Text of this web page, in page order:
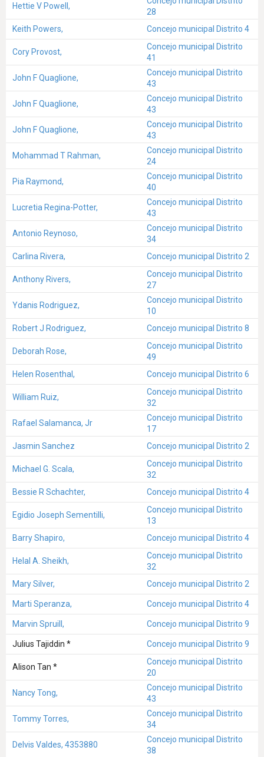
Hettie V Powell,
28
Keith Powers,
Concejo municipal Distrito 4
Cory Provost,
Concejo municipal Distrito
41
John F Quaglione,
Concejo municipal Distrito
43
John F Quaglione,
Concejo municipal Distrito
43
John F Quaglione,
Concejo municipal Distrito
43
Mohammad T Rahman,
Concejo municipal Distrito
24
Pia Raymond,
Concejo municipal Distrito
40
Lucretia Regina-Potter,
Concejo municipal Distrito
43
Antonio Reynoso,
Concejo municipal Distrito
34
Carlina Rivera,
Concejo municipal Distrito 2
Anthony Rivers,
Concejo municipal Distrito
27
Ydanis Rodriguez,
Concejo municipal Distrito
10
Robert J Rodriguez,
Concejo municipal Distrito 8
Deborah Rose,
Concejo municipal Distrito
49
Helen Rosenthal,
Concejo municipal Distrito 6
William Ruiz,
Concejo municipal Distrito
32
Rafael Salamanca, Jr
Concejo municipal Distrito
17
Jasmin Sanchez
Concejo municipal Distrito 2
Michael G. Scala,
Concejo municipal Distrito
32
Bessie R Schachter,
Concejo municipal Distrito 4
Egidio Joseph Sementilli,
Concejo municipal Distrito
13
Barry Shapiro,
Concejo municipal Distrito 4
Helal A. Sheikh,
Concejo municipal Distrito
32
Mary Silver,
Concejo municipal Distrito 2
Marti Speranza, Concejo municipal Distrito 4
Marvin Spruill, Concejo municipal Distrito 9
Julius Tajiddin * Concejo municipal Distrito 9
Alison Tan *
Concejo municipal Distrito
20
Nancy Tong,
Concejo municipal Distrito
43
Tommy Torres,
Concejo municipal Distrito
34
Delvis Valdes, 4353880
Concejo municipal Distrito
38